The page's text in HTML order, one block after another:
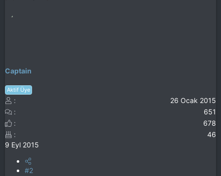
Captain
Aktif Üye
26 Ocak 2015
651
678
46
9 Eyl 2015
#2